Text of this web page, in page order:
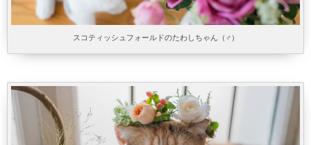
スコティッシュフォールドのたわしちゃん（♂）